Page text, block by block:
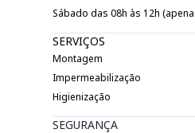
Sábado das 08h às 12h
SERVIÇOS
Montagem
Impermeabilização
Higienização
SEGURANÇA